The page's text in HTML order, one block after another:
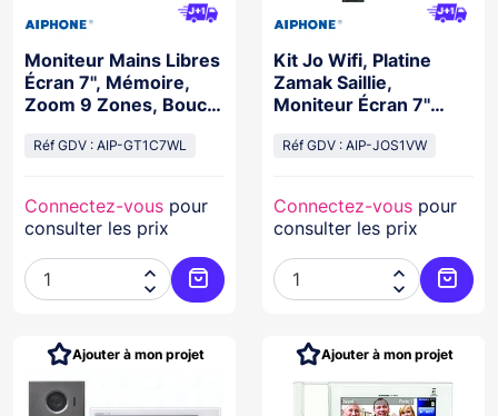
Moniteur Mains Libres
Écran 7'', Mémoire,
Zoom 9 Zones, Boucle
Réf GDV : AIP-GT1C7WL
Connectez-vous pour
consulter les prix


Ajouter au panier
Kit Jo Wifi, Platine
Zamak Saillie,
Moniteur Écran 7''
Réf GDV : AIP-JOS1VW
Connectez-vous pour
consulter les prix


Ajouter à mon projet Ajouter à mon projet